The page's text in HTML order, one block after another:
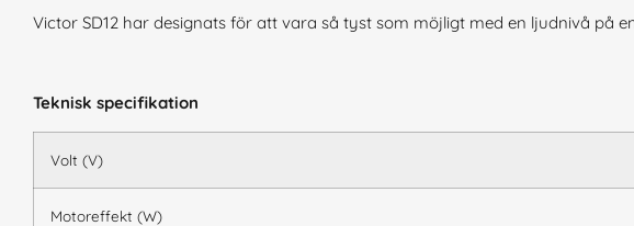
Victor SD12 har designats för att vara så tyst som möjligt med en ljudnivå på
Teknisk specifikation
Volt (V)
Motoreffekt (W)